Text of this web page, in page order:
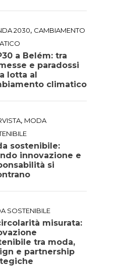
2030, CAMBIAMENTO
a Belém: tra
e paradossi
lotta al
climatico
, MODA
sostenibile:
innovazione e
si
SOSTENIBILE
misurata:
tra moda,
e partnership